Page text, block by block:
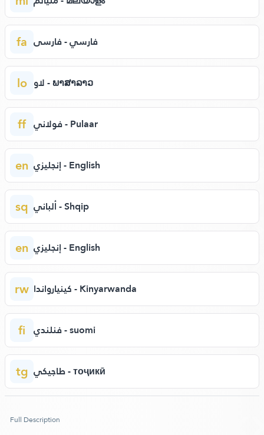
fa فارسي - فارسی
lo لاو - ພາສາລາວ
ff فولاني - Pulaar
en إنجليزي - English
sq ألباني - Shqip
en إنجليزي - English
rw كينيارواندا - Kinyarwanda
fi فنلندي - suomi
tg طاجيكي - тоҷикӣ
Full Description